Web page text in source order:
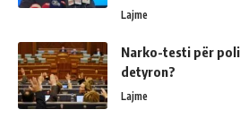
Lajme
Narko-testi për
detyron?
Lajme